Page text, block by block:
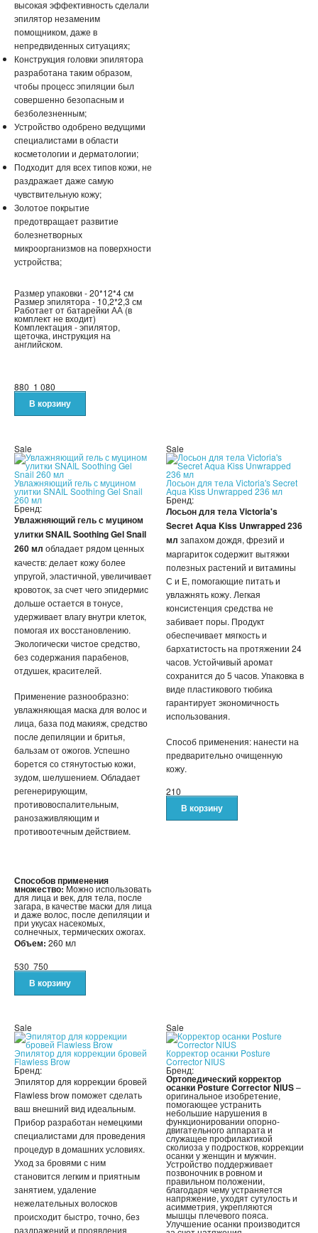
КОЖГАЛАНТЕРЕЯ
ДЛЯ МУЖЧИН
ДЛЯ ДЕВУШЕК
3D СВЕТИЛЬНИКИ
НЕОБЫЧНЫЕ ТОВАРЫ!!!
ТОВАРЫ ДЛЯ ДЕТЕЙ
ПОДАРКИ И СУВЕНИРЫ
ПОДАРКИ ДЛЯ ДЕВУШЕК
ПОДАРКИ НА 8 МАРТА
ПОДАРКИ ДЛЯ МУЖЧИН
ПОДАРОЧНЫЕ НАБОРЫ
БИЖУТЕРИЯ
НАРУЧНЫЕ ЧАСЫ
УМНЫЕ ЧАСЫ
МУЖСКИЕ ЧАСЫ
ЖЕНСКИЕ ЧАСЫ
КВАРЦЕВЫЕ ЧАСЫ
СПОРТИВНЫЕ ЧАСЫ
ТОВАРЫ ИЗ ТЕЛЕМАГАЗИНА
ТОВАРЫ ДЛЯ ОДНОСТРАНИЧНИКОВ
ТОВАРЫ ДЛЯ ЖИВОТНЫХ
ЭЛЕКТРОТРАНСПОРТ
ГИРОСКУТЕРЫ
ЭЛЕКТРОСКЕЙТЫ
ДЕТСКИЕ ИГРУШКИ
КОНСТРУКТОРЫ
ИГРУШКИ ДЛЯ МАЛЬЧИКОВ
ИНТЕРАКТИВНЫЕ ИГРУШКИ
ИНТЕРАКТИВНЫЕ КОПИЛКИ
ИГРУШКИ ДЛЯ ДЕВОЧЕК
СПИННЕРЫ
НОВОГОДНИЕ ТОВАРЫ
высокая эффективность сделали
эпилятор незаменим
помощником, даже в
непредвиденных ситуациях;
Конструкция головки эпилятора
разработана таким образом,
чтобы процесс эпиляции был
совершенно безопасным и
безболезненным;
Устройство одобрено ведущими
специалистами в области
косметологии и дерматологии;
Подходит для всех типов кожи, не
раздражает даже самую
чувствительную кожу;
Золотое покрытие
предотвращает развитие
болезнетворных
микроорганизмов на поверхности
устройства;
Размер упаковки - 20*12*4 см
Размер эпилятора - 10,2*2,3 см
Работает от батарейки АА (в
комплект не входит)
Комплектация - эпилятор,
щеточка, инструкция на
английском.
880 1 080
Sale
Увлажняющий гель с муцином
улитки SNAIL Soothing Gel Snail
260 мл
Бренд:
Увлажняющий гель с муцином
улитки SNAIL Soothing Gel Snail
260 мл обладает рядом ценных
качеств: делает кожу более
упругой, эластичной, увеличивает
кровоток, за счет чего эпидермис
дольше остается в тонусе,
удерживает влагу внутри клеток,
помогая их восстановлению.
Экологически чистое средство,
без содержания парабенов,
отдушек, красителей.
Применение разнообразно:
увлажняющая маска для волос и
лица, база под макияж, средство
после депиляции и бритья,
бальзам от ожогов. Успешно
борется со стянутостью кожи,
зудом, шелушением. Обладает
регенерирующим,
противовоспалительным,
ранозаживляющим и
противоотечным действием.
Способов применения
множество:Можно использовать
для лица и век, для тела, после
загара, в качестве маски для лица
и даже волос, после депиляции и
при укусах насекомых,
солнечных, термических ожогах.
Объем: 260 мл
530 750
Sale
Лосьон для тела Victoria's Secret
Aqua Kiss Unwrapped 236 мл
Бренд:
Лосьон для тела Victoria's
Secret Aqua Kiss Unwrapped 236
мл запахом дождя, фрезий и
маргариток содержит вытяжки
полезных растений и витамины
С и Е, помогающие питать и
увлажнять кожу. Легкая
консистенция средства не
забивает поры. Продукт
обеспечивает мягкость и
бархатистость на протяжении 24
часов. Устойчивый аромат
сохранится до 5 часов. Упаковка в
виде пластикового тюбика
гарантирует экономичность
использования.
Способ применения: нанести на
предварительно очищенную
кожу.
210
Sale
Эпилятор для коррекции бровей
Flawless Brow
Бренд:
Эпилятор для коррекции бровей
Flawless brow поможет сделать
ваш внешний вид идеальным.
Прибор разработан немецкими
специалистами для проведения
процедур в домашних условиях.
Уход за бровями с ним
становится легким и приятным
занятием, удаление
нежелательных волосков
происходит быстро, точно, без
раздражений и проявления
Sale
Корректор осанки Posture
Corrector NIUS
Бренд:
Ортопедический корректор
осанки Posture Corrector NIUS–
оригинальное изобретение,
помогающее устранить
небольшие нарушения в
функционировании опорно-
двигательного аппарата и
служащее профилактикой
сколиоза у подростков, коррекции
осанки у женщин и мужчин.
Устройство поддерживает
позвоночник в ровном и
правильном положении,
благодаря чему устраняется
напряжение, уходят сутулость и
асимметрия, укрепляются
мышцы плечевого пояса.
Улучшение осанки производится